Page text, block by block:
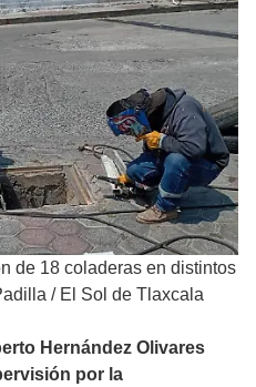
de 18 coladeras en distintos
/ El Sol de Tlaxcala
Hernández Olivares
por la